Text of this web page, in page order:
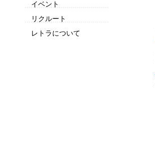
イベント
リクルート
レトラについて